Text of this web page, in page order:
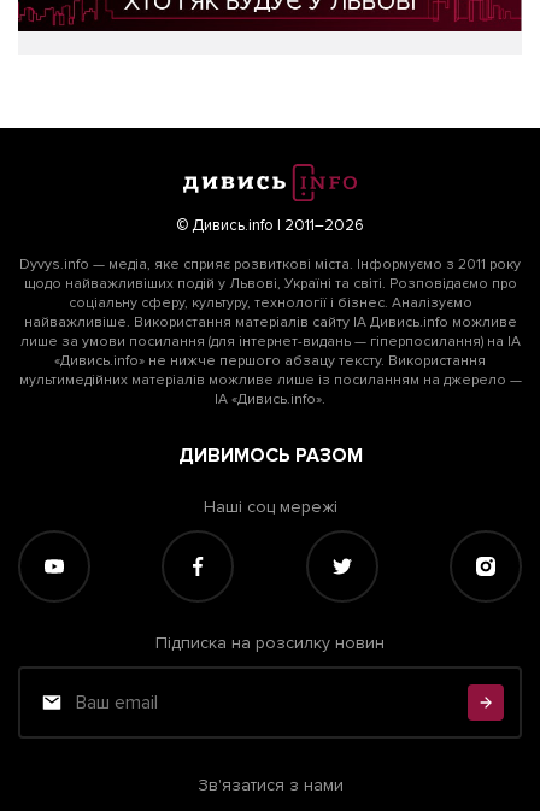
© Дивись.info | 2011–2026
Dyvys.info — медіа, яке сприяє розвиткові міста. Інформуємо з 2011 року
щодо найважливіших подій у Львові, Україні та світі. Розповідаємо про
соціальну сферу, культуру, технології і бізнес. Аналізуємо
найважливіше. Використання матеріалів сайту ІА Дивись.info можливе
лише за умови посилання (для інтернет-видань — гіперпосилання) на ІА
«Дивись.info» не нижче першого абзацу тексту. Використання
мультимедійних матеріалів можливе лише із посиланням на джерело —
ІА «Дивись.info».
ДИВИМОСЬ РАЗОМ
Наші соц мережі
Підписка на розсилку новин
Зв'язатися з нами